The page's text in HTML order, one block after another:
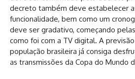
decreto também deve estabelecer
funcionalidade, bem como um
deve ser gradativo, começando
como foi com a TV digital. A
população brasileira já consiga
as transmissões da Copa do Mundo